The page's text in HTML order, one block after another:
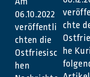
06.10.2022
veröffentli
chten die
Ostfriesisc
hen
chte
he